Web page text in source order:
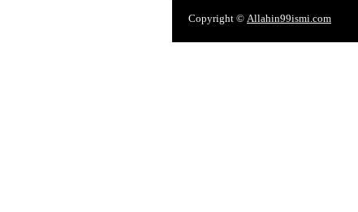
Copyright © Allahin99ismi.com